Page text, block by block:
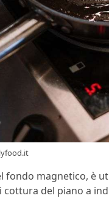
fondo magnetico, è
cottura del piano a